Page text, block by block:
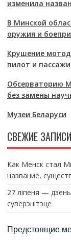
изменила
В Минской
оружия и
Крушение
пилот и
Обсерваторию
без замены
Музеи Беларуси
СВЕЖИЕ ЗАПИСИ
Как Менск стал
название,
27 ліпеня —
суверэнітэце
Предстоящие